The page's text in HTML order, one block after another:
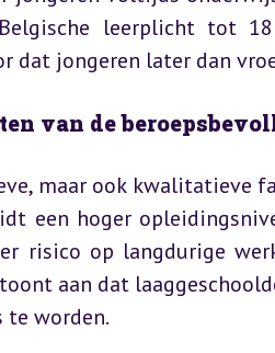
leerplicht tot
dat jongeren later dan
van de
maar ook kwalitatieve
een hoger
risico op langdurige
toont aan dat
te worden.